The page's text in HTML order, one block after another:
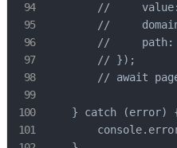
//
//
//     path:
        // });
// await
} catch (error)